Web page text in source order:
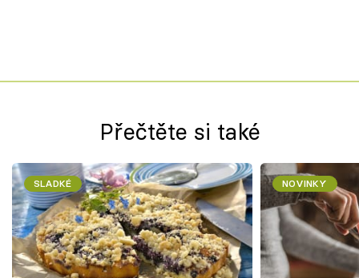
Přečtěte si také
SLADKÉ NOVINKY